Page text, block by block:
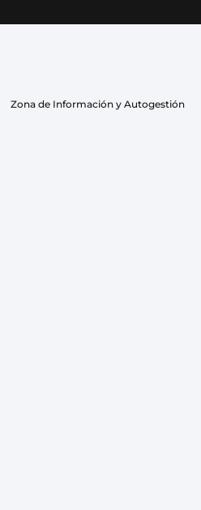
Zona de Información y Autogestión